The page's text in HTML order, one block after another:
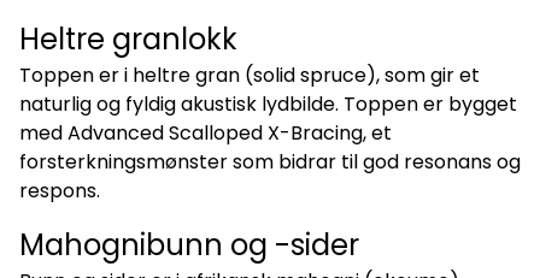
Heltre granlokk
Toppen er i heltre gran (solid spruce), som gir et
naturlig og fyldig akustisk lydbilde. Toppen er bygget
med Advanced Scalloped X-Bracing, et
forsterkningsmønster som bidrar til god resonans og
respons.
Mahognibunn og -sider